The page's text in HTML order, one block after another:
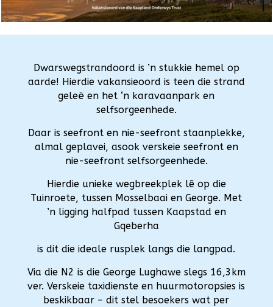
Dwarswegstrandoord is ’n stukkie hemel op
aarde! Hierdie vakansieoord is teen die strand
geleë en het ‘n karavaanpark en
selfsorgeenhede.
Daar is seefront en nie-seefront staanplekke,
almal geplavei, asook verskeie seefront en
nie-seefront selfsorgeenhede.
Hierdie unieke wegbreekplek lê op die
Tuinroete, tussen Mosselbaai en George. Met
’n ligging halfpad tussen Kaapstad en
Gqeberha
is dit die ideale rusplek langs die langpad.
Via die N2 is die George Lughawe slegs 16,3km
ver. Verskeie taxidienste en huurmotoropsies is
beskikbaar – dit stel besoekers wat per